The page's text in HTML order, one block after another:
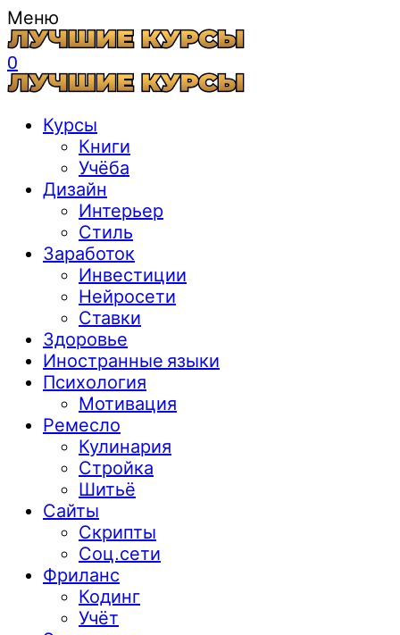
Меню
0
Курсы
Книги
Учёба
Дизайн
Интерьер
Стиль
Заработок
Инвестиции
Нейросети
Ставки
Здоровье
Иностранные языки
Психология
Мотивация
Ремесло
Кулинария
Стройка
Шитьё
Сайты
Скрипты
Соц.сети
Фриланс
Кодинг
Учёт